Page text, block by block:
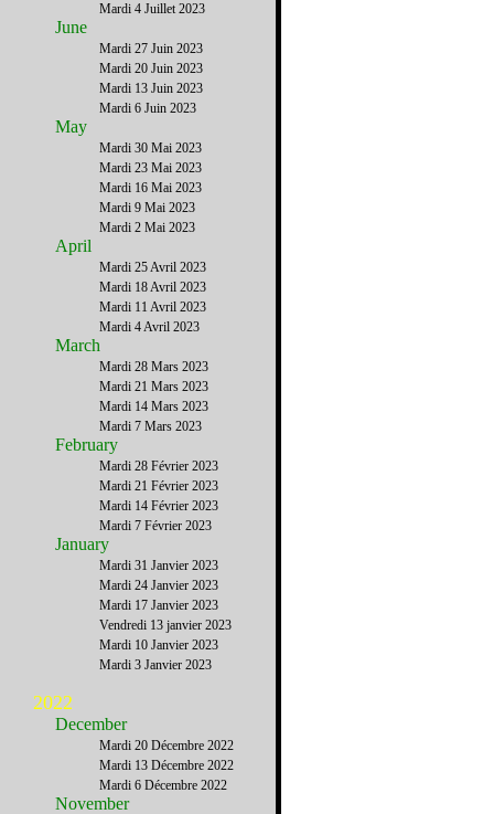
Mardi 4 Juillet 2023
June
Mardi 27 Juin 2023
Mardi 20 Juin 2023
Mardi 13 Juin 2023
Mardi 6 Juin 2023
May
Mardi 30 Mai 2023
Mardi 23 Mai 2023
Mardi 16 Mai 2023
Mardi 9 Mai 2023
Mardi 2 Mai 2023
April
Mardi 25 Avril 2023
Mardi 18 Avril 2023
Mardi 11 Avril 2023
Mardi 4 Avril 2023
March
Mardi 28 Mars 2023
Mardi 21 Mars 2023
Mardi 14 Mars 2023
Mardi 7 Mars 2023
February
Mardi 28 Février 2023
Mardi 21 Février 2023
Mardi 14 Février 2023
Mardi 7 Février 2023
January
Mardi 31 Janvier 2023
Mardi 24 Janvier 2023
Mardi 17 Janvier 2023
Vendredi 13 janvier 2023
Mardi 10 Janvier 2023
Mardi 3 Janvier 2023
2022
December
Mardi 20 Décembre 2022
Mardi 13 Décembre 2022
Mardi 6 Décembre 2022
November